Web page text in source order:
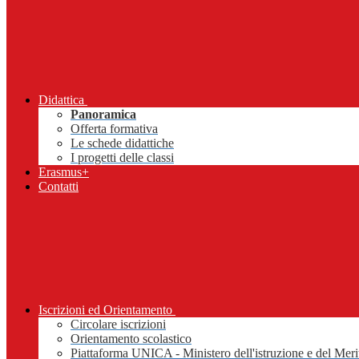
Didattica
Panoramica
Offerta formativa
Le schede didattiche
I progetti delle classi
Erasmus+
Contatti
Iscrizioni ed Orientamento
Circolare iscrizioni
Orientamento scolastico
Piattaforma UNICA - Ministero dell'istruzione e del